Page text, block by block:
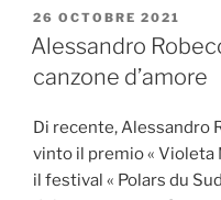
PUBLIÉ
LE
26 OCTOBRE 2021
Alessandro
canzone d’amore
Di recente, Alessandro
vinto il premio « Violeta
il festival « Polars du